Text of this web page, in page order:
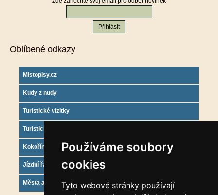
Používáme soubory
cookies
Tyto webové stránky používají
Oblíbené odkazy
Mistopisy.cz
Kudy z nudy
Turistické vizitky
Turistický deník
Kokořínsko info
Jízdní řády
Města a obce